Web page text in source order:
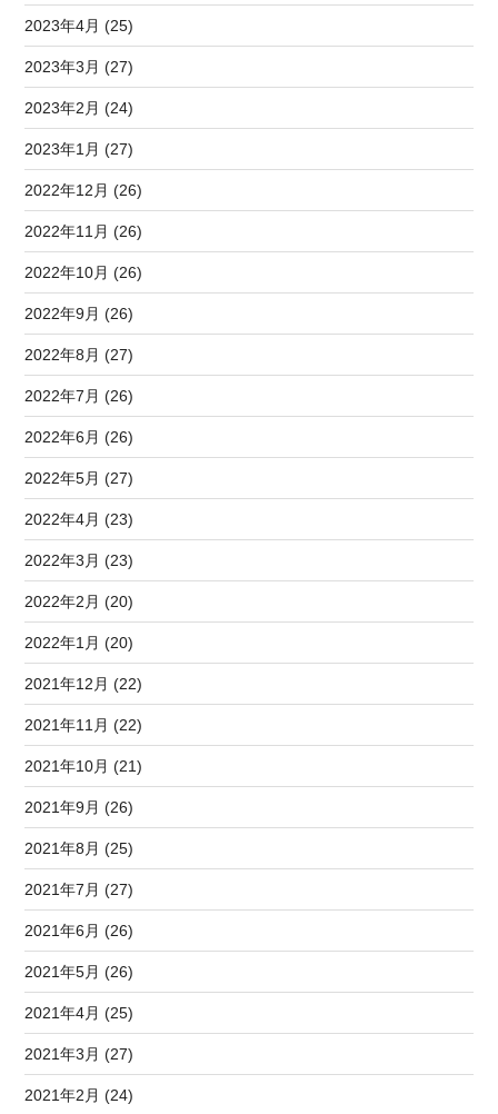
2023年4月 (25)
2023年3月 (27)
2023年2月 (24)
2023年1月 (27)
2022年12月 (26)
2022年11月 (26)
2022年10月 (26)
2022年9月 (26)
2022年8月 (27)
2022年7月 (26)
2022年6月 (26)
2022年5月 (27)
2022年4月 (23)
2022年3月 (23)
2022年2月 (20)
2022年1月 (20)
2021年12月 (22)
2021年11月 (22)
2021年10月 (21)
2021年9月 (26)
2021年8月 (25)
2021年7月 (27)
2021年6月 (26)
2021年5月 (26)
2021年4月 (25)
2021年3月 (27)
2021年2月 (24)